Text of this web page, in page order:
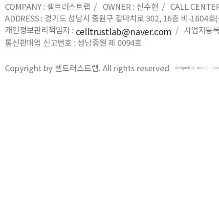
COMPANY : 셀트러스트랩 / OWNER : 신수현 / CALL
ADDRESS : 경기도 성남시 중원구 갈마치로 302, 16층 비-1604
개인정보관리책임자 : celltrustlab@naver.com / 사업자등
통신판매업 신고번호 : 성남중원 제 0094호
Copyright by 셀트러스트랩. All rights reserved